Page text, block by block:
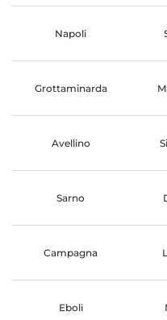
Napoli
Grottaminarda
Avellino
Sarno
Campagna
Eboli